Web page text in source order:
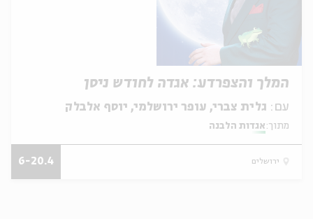
המלך והצפרדע: אגדה לחודש ניסן
עם:
מתוך: אגדות הלבנה
ירושלים 6-20.4